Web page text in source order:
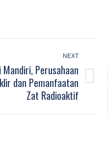
NEXT
Perusahaan
dan Pemanfaatan
Zat Radioaktif